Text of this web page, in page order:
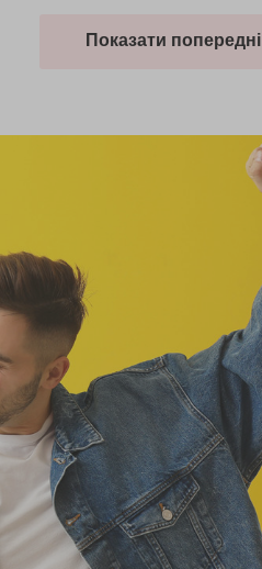
Показати попередні